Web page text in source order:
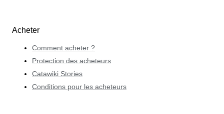
Acheter
Comment acheter ?
Protection des acheteurs
Catawiki Stories
Conditions pour les acheteurs